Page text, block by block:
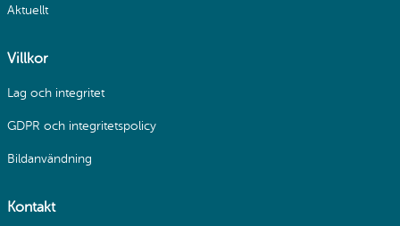
Aktuellt
Villkor
Lag och integritet
GDPR och integritetspolicy
Bildanvändning
Kontakt